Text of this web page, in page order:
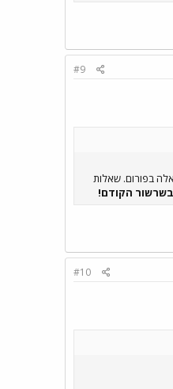
#9
בפורום. שאלות
בשרשור הקודם!
#10